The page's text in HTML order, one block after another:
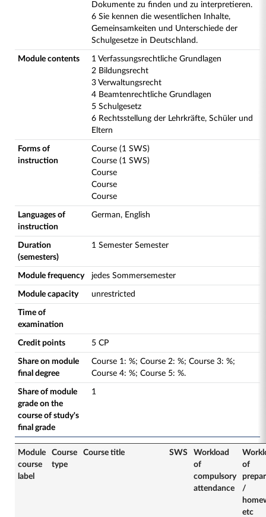
Dokumente zu finden und zu interpretieren.
6 Sie kennen die wesentlichen Inhalte,
Gemeinsamkeiten und Unterschiede der
Schulgesetze in Deutschland.
Module contents
1 Verfassungsrechtliche Grundlagen
2 Bildungsrecht
3 Verwaltungsrecht
4 Beamtenrechtliche Grundlagen
5 Schulgesetz
6 Rechtsstellung der Lehrkräfte, Schüler und
Eltern
Forms of
instruction
Course (1 SWS)
Course (1 SWS)
Course
Course
Course
Languages of
instruction
German, English
Duration
(semesters)
1 Semester Semester
Module frequency jedes Sommersemester
Module capacity unrestricted
Time of
examination
Credit points 5 CP
Share on module
final degree
Course 1: %; Course 2: %; Course 3: %;
Course 4: %; Course 5: %.
Share of module
grade on the
course of study's
final grade
1
Module
course
label
Course
type
Course title SWS
Workload
of
compulsory
attendance
of
/
etc